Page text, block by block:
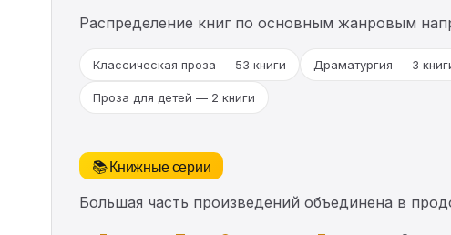
Распределение книг по основным жанровым
Классическая проза — 53 книги Драматургия — 3
Проза для детей — 2 книги
📚 Книжные серии
Большая часть произведений объединена в